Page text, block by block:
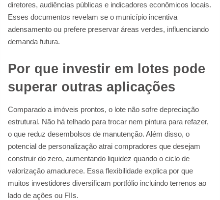
diretores, audiências públicas e indicadores econômicos locais.
Esses documentos revelam se o município incentiva
adensamento ou prefere preservar áreas verdes, influenciando
demanda futura.
Por que investir em lotes pode
superar outras aplicações
Comparado a imóveis prontos, o lote não sofre depreciação
estrutural. Não há telhado para trocar nem pintura para refazer,
o que reduz desembolsos de manutenção. Além disso, o
potencial de personalização atrai compradores que desejam
construir do zero, aumentando liquidez quando o ciclo de
valorização amadurece. Essa flexibilidade explica por que
muitos investidores diversificam portfólio incluindo terrenos ao
lado de ações ou FIIs.